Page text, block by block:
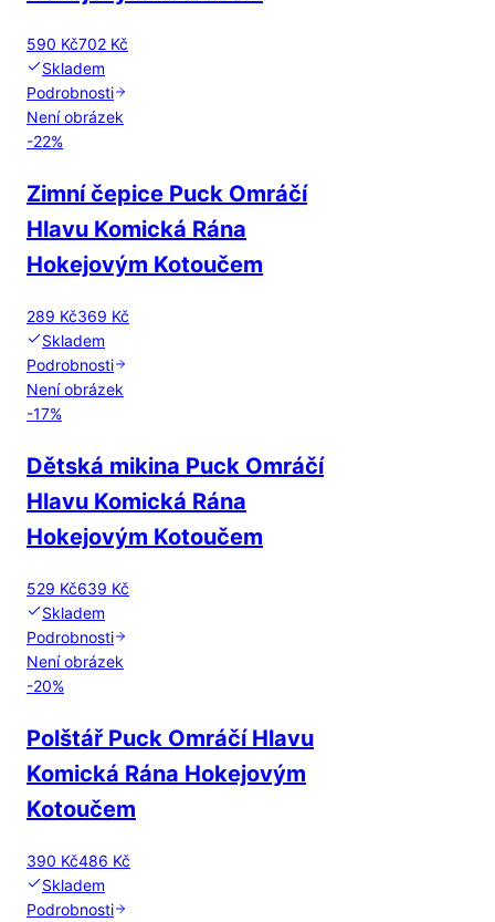
590 Kč702 Kč
Skladem
Podrobnosti
Není obrázek
-22%
Zimní čepice Puck Omráčí
Hlavu Komická Rána
Hokejovým Kotoučem
289 Kč369 Kč
Skladem
Podrobnosti
Není obrázek
-17%
Dětská mikina Puck Omráčí
Hlavu Komická Rána
Hokejovým Kotoučem
529 Kč639 Kč
Skladem
Podrobnosti
Není obrázek
-20%
Polštář Puck Omráčí Hlavu
Komická Rána Hokejovým
Kotoučem
390 Kč486 Kč
Skladem
Podrobnosti